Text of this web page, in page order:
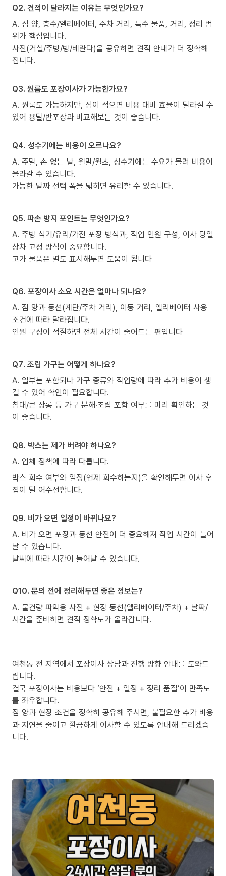
Q2. 견적이 달라지는 이유는 무엇인가요?
A. 짐 양, 층수/엘리베이터, 주차 거리, 특수 물품, 거리, 정리 범
위가 핵심입니다.
사진(거실/주방/방/베란다)을 공유하면 견적 안내가 더 정확해
집니다.
Q3. 원룸도 포장이사가 가능한가요?
A. 원룸도 가능하지만, 짐이 적으면 비용 대비 효율이 달라질 수
있어 용달/반포장과 비교해보는 것이 좋습니다.
Q4. 성수기에는 비용이 오르나요?
A. 주말, 손 없는 날, 월말/월초, 성수기에는 수요가 몰려 비용이
올라갈 수 있습니다.
가능한 날짜 선택 폭을 넓히면 유리할 수 있습니다.
Q5. 파손 방지 포인트는 무엇인가요?
A. 주방 식기/유리/가전 포장 방식과, 작업 인원 구성, 이사 당일
상차 고정 방식이 중요합니다.
고가 물품은 별도 표시해두면 도움이 됩니다
Q6. 포장이사 소요 시간은 얼마나 되나요?
A. 짐 양과 동선(계단/주차 거리), 이동 거리, 엘리베이터 사용
조건에 따라 달라집니다.
인원 구성이 적절하면 전체 시간이 줄어드는 편입니다
Q7. 조립 가구는 어떻게 하나요?
A. 일부는 포함되나 가구 종류와 작업량에 따라 추가 비용이 생
길 수 있어 확인이 필요합니다.
침대/큰 장롱 등 가구 분해·조립 포함 여부를 미리 확인하는 것
이 좋습니다.
Q8. 박스는 제가 버려야 하나요?
A. 업체 정책에 따라 다릅니다.
박스 회수 여부와 일정(언제 회수하는지)을 확인해두면 이사 후
집이 덜 어수선합니다.
Q9. 비가 오면 일정이 바뀌나요?
A. 비가 오면 포장과 동선 안전이 더 중요해져 작업 시간이 늘어
날 수 있습니다.
날씨에 따라 시간이 늘어날 수 있습니다.
Q10. 문의 전에 정리해두면 좋은 정보는?
A. 물건량 파악용 사진 + 현장 동선(엘리베이터/주차) + 날짜/
시간을 준비하면 견적 정확도가 올라갑니다.
여천동 전 지역에서 포장이사 상담과 진행 방향 안내를 도와드
립니다.
결국 포장이사는 비용보다 ‘안전 + 일정 + 정리 품질’이 만족도
를 좌우합니다.
짐 양과 현장 조건을 정확히 공유해 주시면, 불필요한 추가 비용
과 지연을 줄이고 깔끔하게 이사할 수 있도록 안내해 드리겠습
니다.